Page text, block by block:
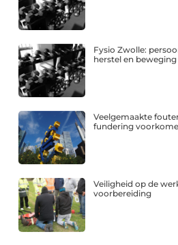
Fysio Zwolle:
herstel en beweging
Veelgemaakte
fundering
Veiligheid op de
voorbereiding